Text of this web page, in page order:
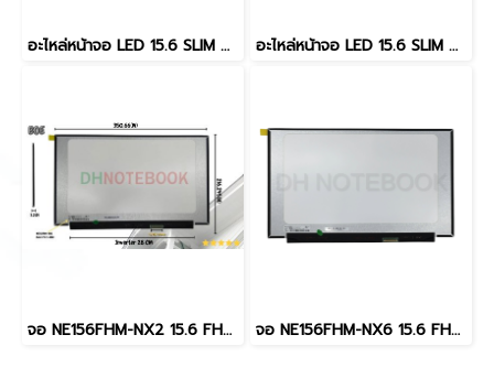
อะไหล่หน้าจอ LED 15.6 SLIM 40 PIN Narrow, Width: 0.79" (20mm) พินตรง NV156FHM-T0J V8.0 อะไหล่หน้าจอ LED 15.6 SLIM 40 PIN Narrow, Width: 0.79" (20mm) พินตรง NE156QUM-N69 UHD 3840×2160 60Hz 100% sRGB
จอ NE156FHM-NX2 15.6 FHD IPS 144Hz 40pin อะไหล่ OEM คุณภาพสูง สำหรับโน๊ตบุ๊คเกมมิ่ง DH SKU LED15630-1(copy) จอ NE156FHM-NX6 15.6 FHD IPS 144Hz 40pin อะไหล่ OEM คุณภาพสูง สำหรับโน๊ตบุ๊คเกมมิ่ง DH SKU LED15630-1